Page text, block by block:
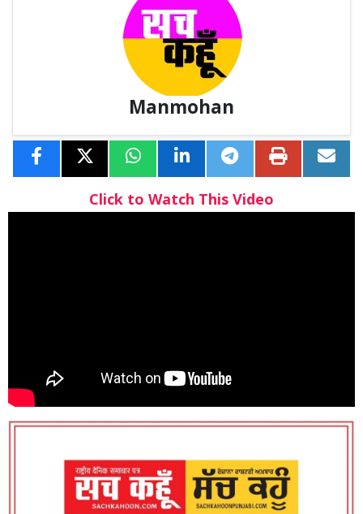
Manmohan
Click to Watch This Video